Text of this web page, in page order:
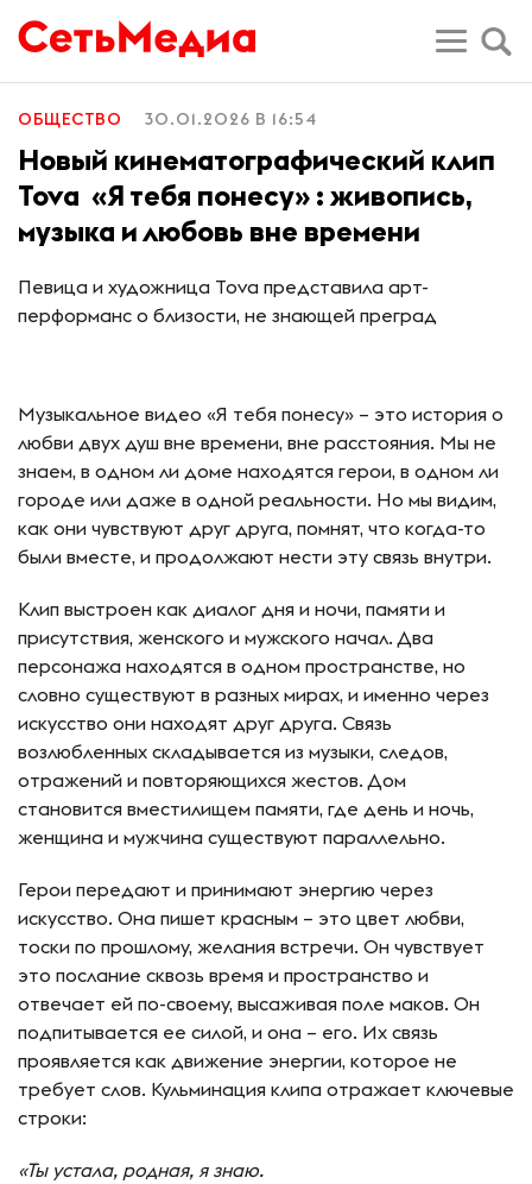
ОБЩЕСТВО 30.01.2026 В 16:54
Новый кинематографический клип
Tova «Я тебя понесу» : живопись,
музыка и любовь вне времени
Певица и художница Tova представила арт-
перформанс о близости, не знающей преград
Музыкальное видео «Я тебя понесу» – это история о
любви двух душ вне времени, вне расстояния. Мы не
знаем, в одном ли доме находятся герои, в одном ли
городе или даже в одной реальности. Но мы видим,
как они чувствуют друг друга, помнят, что когда-то
были вместе, и продолжают нести эту связь внутри.
Клип выстроен как диалог дня и ночи, памяти и
присутствия, женского и мужского начал. Два
персонажа находятся в одном пространстве, но
словно существуют в разных мирах, и именно через
искусство они находят друг друга. Связь
возлюбленных складывается из музыки, следов,
отражений и повторяющихся жестов. Дом
становится вместилищем памяти, где день и ночь,
женщина и мужчина существуют параллельно.
Герои передают и принимают энергию через
искусство. Она пишет красным – это цвет любви,
тоски по прошлому, желания встречи. Он чувствует
это послание сквозь время и пространство и
отвечает ей по-своему, высаживая поле маков. Он
подпитывается ее силой, и она – его. Их связь
проявляется как движение энергии, которое не
требует слов. Кульминация клипа отражает ключевые
строки:
«Ты устала, родная, я знаю.